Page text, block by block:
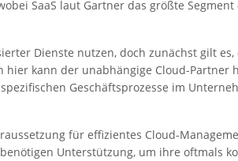
SaaS laut Gartner das größte Segment
Dienste nutzen, doch zunächst gilt es,
hier kann der unabhängige Cloud-Partner
Geschäftsprozesse im
für effizientes Cloud-
Unterstützung, um ihre oftmals